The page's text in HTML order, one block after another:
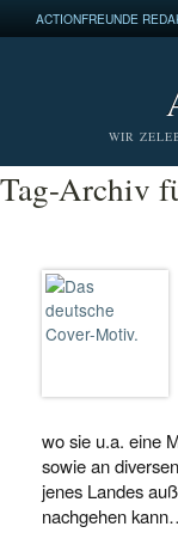
ACTIONFREUNDE
WIR
Tag-Archiv
wo sie u.a. eine
sowie an
jenes Landes
nachgehen